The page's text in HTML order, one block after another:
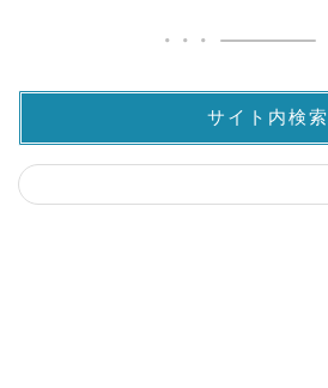
サイト内検索